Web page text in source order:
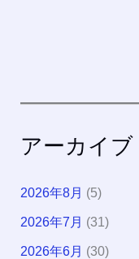
アーカイブ
2026年8月 (5)
2026年7月 (31)
2026年6月 (30)